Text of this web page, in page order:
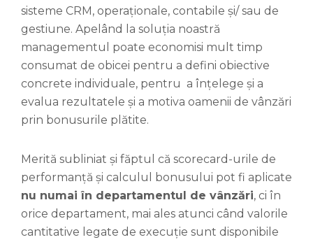
sisteme CRM, operaționale, contabile și/ sau de
gestiune. Apelând la soluția noastră
managementul poate economisi mult timp
consumat de obicei pentru a defini obiective
concrete individuale, pentru a înțelege și a
evalua rezultatele și a motiva oamenii de vânzări
prin bonusurile plătite.
Merită subliniat și făptul că scorecard-urile de
performanță și calculul bonusului pot fi aplicate
nu numai în departamentul de vânzări, ci în
orice departament, mai ales atunci când valorile
cantitative legate de execuție sunt disponibile